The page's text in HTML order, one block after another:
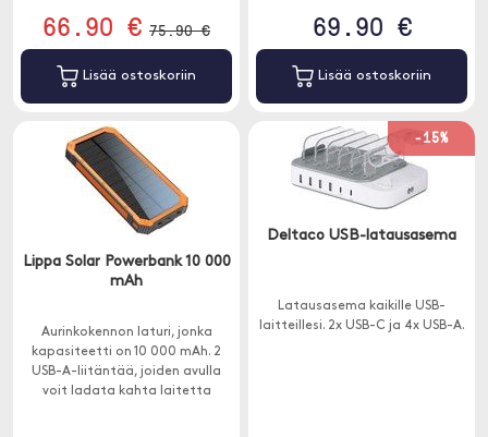
66.90 € 75.90 €
Lisää ostoskoriin
69.90 €
Lisää ostoskoriin
Lippa Solar Powerbank 10 000
mAh
Aurinkokennon laturi, jonka
kapasiteetti on 10 000 mAh. 2
USB-A-liitäntää, joiden avulla
voit ladata kahta laitetta
-15%
Deltaco USB-latausasema
Latausasema kaikille USB-
laitteillesi. 2x USB-C ja 4x USB-A.